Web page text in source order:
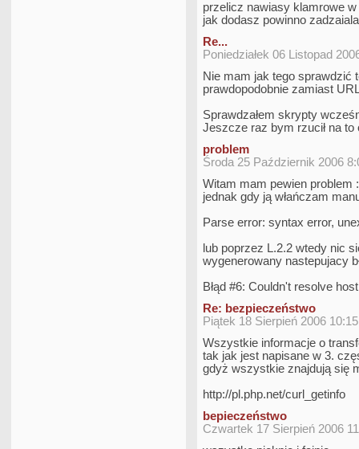
przelicz nawiasy klamrowe
jak dodasz powinno
Re...
Poniedziałek 06 Listopad
Nie mam jak tego sprawdzić
prawdopodobnie zamiast
Sprawdzałem skrypty
Jeszcze raz bym rzucił na
problem
Środa 25 Październik 2006
Witam mam pewien problem
jednak gdy ją włańczam
Parse error: syntax error,
lub poprzez L.2.2 wtedy nic
wygenerowany nastepujacy
Błąd #6: Couldn't resolve
Re: bezpieczeństwo
Piątek 18 Sierpień 2006
Wszystkie informacje o
tak jak jest napisane w 3.
gdyż wszystkie znajdują się
http://pl.php.net/curl_getinfo
bepieczeństwo
Czwartek 17 Sierpień 2006